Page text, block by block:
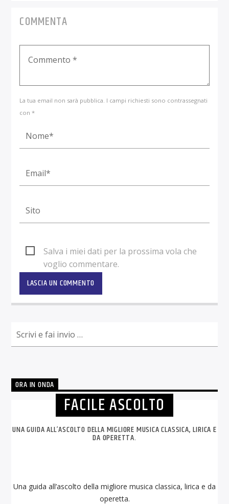
COMMENTA
La tua email non sarà pubblica. I campi richiesti sono contrassegnati
con *
Salva i miei dati per la prossima vola che
voglio commentare.
ORA IN ONDA
FACILE ASCOLTO
UNA GUIDA ALL’ASCOLTO DELLA MIGLIORE MUSICA CLASSICA, LIRICA E
DA OPERETTA.
Una guida all’ascolto della migliore musica classica, lirica e da
operetta.